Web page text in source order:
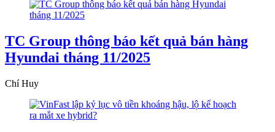
TC Group thông báo kết quả bán hàng
Hyundai tháng 11/2025
Chí Huy